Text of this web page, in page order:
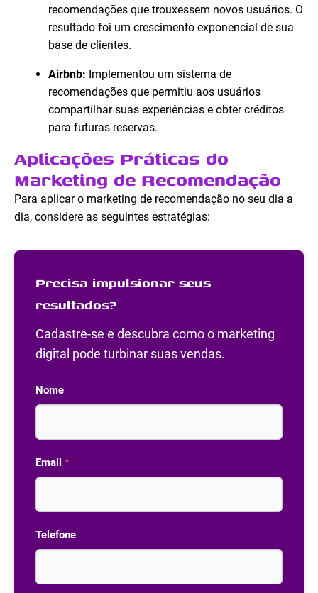
recomendações que trouxessem novos usuários. O
resultado foi um crescimento exponencial de sua
base de clientes.
Airbnb: Implementou um sistema de
recomendações que permitiu aos usuários
compartilhar suas experiências e obter créditos
para futuras reservas.
Aplicações Práticas do
Marketing de Recomendação
Para aplicar o marketing de recomendação no seu dia a
dia, considere as seguintes estratégias:
Precisa impulsionar seus
resultados?
Cadastre-se e descubra como o marketing
digital pode turbinar suas vendas.
Nome
Email *
Telefone